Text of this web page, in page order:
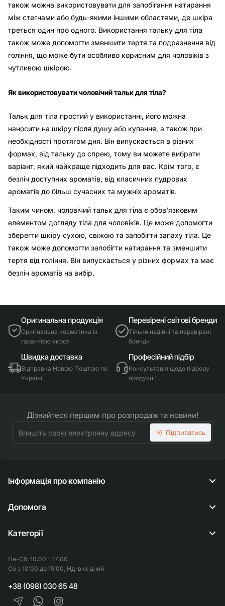
також можна використовувати для запобігання натирання
між стегнами або будь-якими іншими областями, де шкіра
треться один про одного. Використання тальку для тіла
також може допомогти зменшити тертя та подразнення від
гоління, що може бути особливо корисним для чоловіків з
чутливою шкірою.
Як використовувати чоловічий тальк для тіла?
Тальк для тіла простий у використанні, його можна
наносити на шкіру після душу або купання, а також при
необхідності протягом дня. Він випускається в різних
формах, від тальку до спрею, тому ви можете вибрати
варіант, який найкраще підходить для вас. Крім того, є
безліч доступних ароматів, від класичних пудрових
ароматів до більш сучасних та мужніх ароматів.
Таким чином, чоловічий тальк для тіла є обов'язковим
елементом догляду тіла для чоловіків. Це може допомогти
зберегти шкіру сухою, свіжою та запобігти запаху тіла. Це
також може допомогти запобігти натирання та зменшити
тертя від гоління. Він випускається у різних формах та має
безліч ароматів на вибір.
Оригинальна продукція
Оригінальна косметика із
гарантією якості
Перевірені світові бренди
Тільки надійні та перевірені
бренди
Швидка доставка
Відправка Новою Поштою по
Україні
Професійний підбір
Консультація щодо підбору
продукції
Дізнайтеся першим про розпродаж та новини!
свою
Підписатись
Інформація про компанію
Допомога
Категорії
Пн-Сб: 10:00 - 17:00
Сб з 10:00 до 15:00, Нд-вихідний
+38 (098) 030 65 48